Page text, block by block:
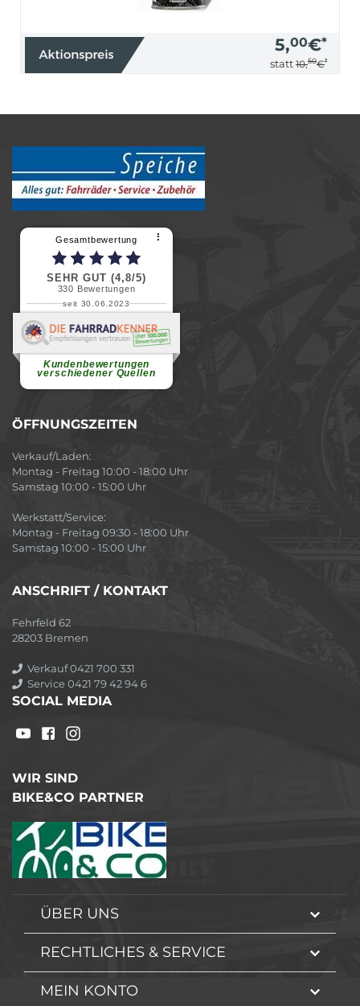
5,00€*
statt 10,50€*
Gesamtbewertung ⠇
SEHR GUT (4,8/5)
330 Bewertungen
seit 30.06.2023
Kundenbewertungen
verschiedener Quellen
Renate H.
Vielen Dank für ein herzliches
ÖFFNUNGSZEITEN
Verkauf/Laden:
Montag - Freitag 10:00 - 18:00 Uhr
Samstag 10:00 - 15:00 Uhr
Werkstatt/Service:
Montag - Freitag 09:30 - 18:00 Uhr
Samstag 10:00 - 15:00 Uhr
ANSCHRIFT / KONTAKT
Fehrfeld 62
28203 Bremen
Verkauf 0421 700 331
Service 0421 79 42 94 6
SOCIAL MEDIA
WIR SIND
BIKE&CO PARTNER
ÜBER UNS
RECHTLICHES & SERVICE
MEIN KONTO